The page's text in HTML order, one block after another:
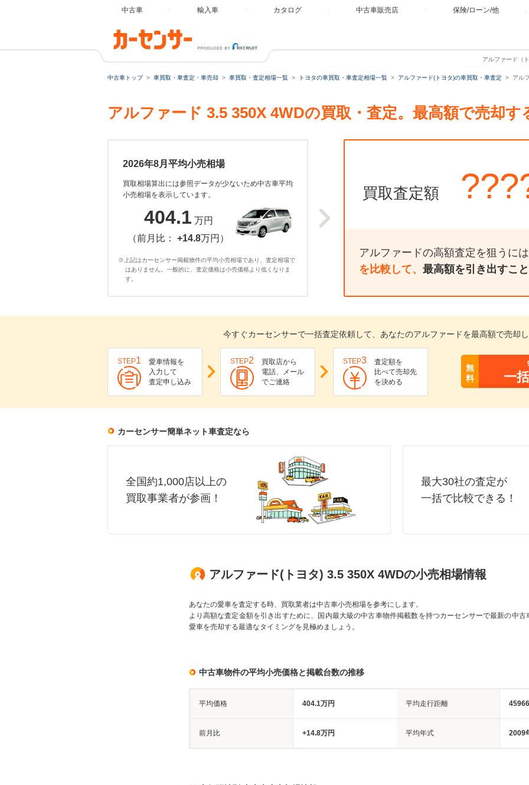
中古車 輸入車 カタログ 中古車販売店 保険/ローン/他
アルファード（
中古車トップ 車買取・車査定・車売却 車買取・査定相場一覧 トヨタの車買取・車査定相場一覧 アルファード(トヨタ)の車買取・車査定 アル
アルファード 3.5 350X 4WDの買取・査定。最高額で売却す
2026年8月平均小売相場
買取相場算出には参照データが少ないため中古車平均
小売相場を表示しています。
404.1 万円
（前月比： +14.8万円）
※上記はカーセンサー掲載物件の平均小売相場であり、査定相場で
はありません。一般的に、査定価格は小売価格より低くなりま
す。
買取査定額
アルファードの高額査定を狙うには
を比較して、 最高額を引き出すこ
今すぐカーセンサーで一括査定依頼して、あなたのアルファードを最高額で売却し
STEP1
愛車情報を
入力して
査定申し込み
STEP2
買取店から
電話、メール
でご連絡
STEP3
査定額を
比べて売却先
を決める
無
料
一
カーセンサー簡単ネット車査定なら
全国約1,000店以上の
買取事業者が参画！
最大30社の査定が
一括で比較できる！
アルファード(トヨタ) 3.5 350X 4WDの小売相場情報
あなたの愛車を査定する時、買取業者は中古車小売相場を参考にします。
より高額な査定金額を引き出すために、国内最大級の中古車物件掲載数を持つカーセンサーで最新の中古
愛車を売却する最適なタイミングを見極めましょう。
中古車物件の平均小売価格と掲載台数の推移
平均価格 404.1万円 平均走行距離
前月比 +14.8万円 平均年式 2009